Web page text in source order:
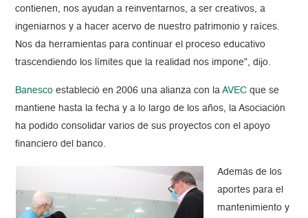
contienen, nos ayudan a reinventarnos, a ser creativos, a
ingeniarnos y a hacer acervo de nuestro patrimonio y raíces.
Nos da herramientas para continuar el proceso educativo
trascendiendo los límites que la realidad nos impone”, dijo.
Banesco estableció en 2006 una alianza con la AVEC que se
mantiene hasta la fecha y a lo largo de los años, la Asociación
ha podido consolidar varios de sus proyectos con el apoyo
financiero del banco.
Además de los
aportes para el
mantenimiento y